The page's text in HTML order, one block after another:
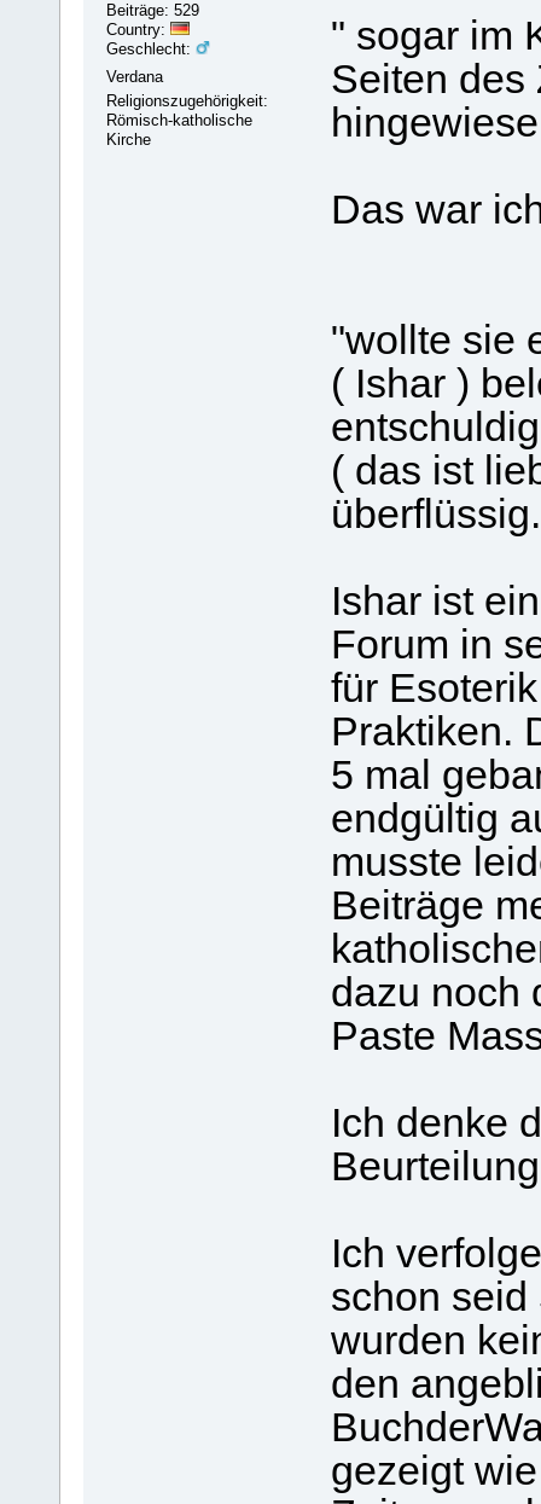
Beiträge: 529
Country:
Geschlecht:
Verdana
Religionszugehörigkeit:
Römisch-katholische
Kirche
" sogar im
Seiten des
Das war
"wollte sie
( Ishar )
( das ist
Ishar ist
Forum in
für
Praktiken.
5 mal
endgültig
musste
Beiträge
dazu noch
Paste
Ich denke
Ich
schon seid
wurden
den
gezeigt